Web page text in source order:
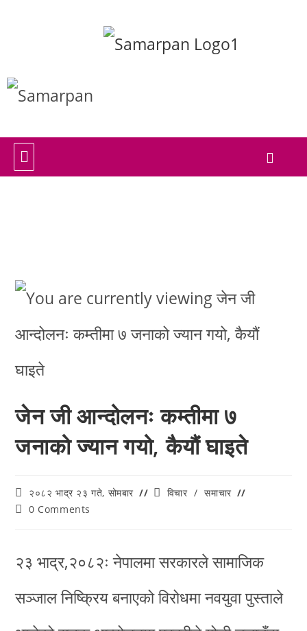
जेन जी आन्दोलनः कम्तीमा ७
जनाको ज्यान गयो, कैयौं घाइते
२०८२ भाद्र २३ गते, सोमबार विचार / समाचार
0 Comments
२३ भाद्र,२०८२ः नेपालमा सरकारले सामाजिक
सञ्जाल निष्क्रिय बनाएको विरोधमा नवयुवा पुस्ताले